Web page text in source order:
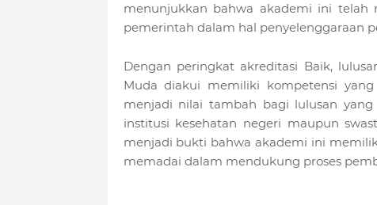
menunjukkan bahwa akademi ini
pemerintah dalam hal penyelenggaraan
Dengan peringkat akreditasi Baik,
Muda diakui memiliki kompetensi
menjadi nilai tambah bagi lulusan
institusi kesehatan negeri maupun
menjadi bukti bahwa akademi ini
memadai dalam mendukung proses